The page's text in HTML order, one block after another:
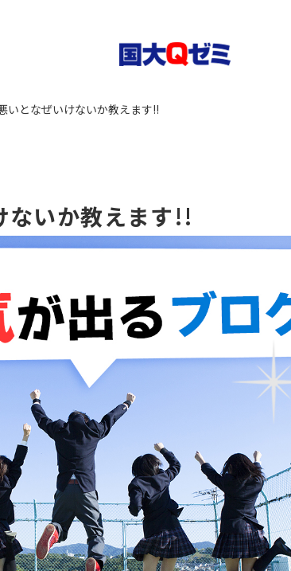
1～2）
）
）
生）
～3）
ス（高1～高卒生）
いとなぜいけないか教えます!!
ないか教えます!!